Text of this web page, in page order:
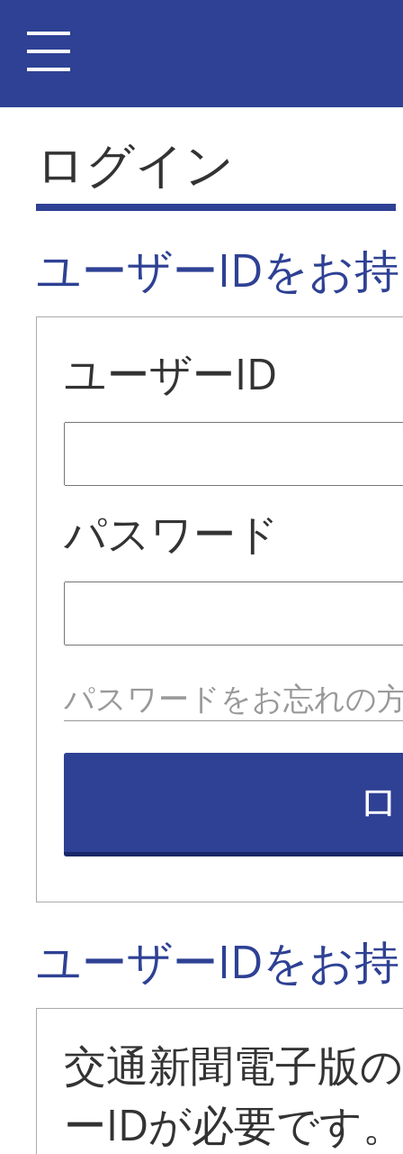
ログイン
ユーザーIDをお
ユーザーID
パスワード
パスワードをお忘れの
ユーザーIDをお
交通新聞電子版
ーIDが必要です